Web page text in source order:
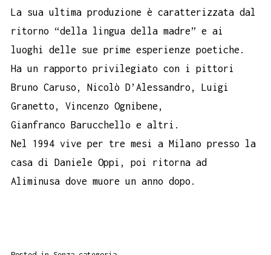
La sua ultima produzione è caratterizzata dal
ritorno “della lingua della madre” e ai
luoghi delle sue prime esperienze poetiche.
Ha un rapporto privilegiato con i pittori
Bruno Caruso, Nicolò D’Alessandro, Luigi
Granetto, Vincenzo Ognibene,
Gianfranco Barucchello e altri.
Nel 1994 vive per tre mesi a Milano presso la
casa di Daniele Oppi, poi ritorna ad
Aliminusa dove muore un anno dopo.